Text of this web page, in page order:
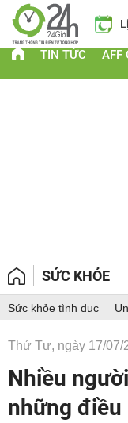
vàng Lịch
TIN TỨC AFF
SỨC KHỎE
Sức khỏe tình dục
Thứ Tư, ngày 17/07/
Nhiều
những điều